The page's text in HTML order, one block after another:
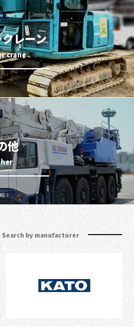
レーン
他
Search by manufacturer